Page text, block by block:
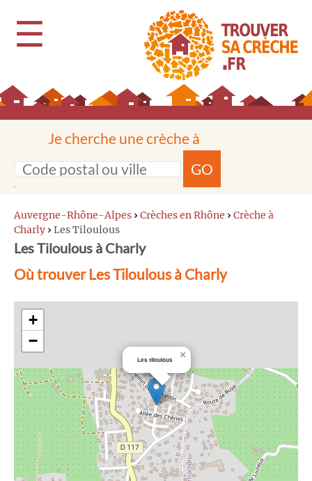
☰
Je cherche une crèche à
GO
Auvergne-Rhône-Alpes › Crèches en Rhône › Crèche à
Charly › Les Tiloulous
Les Tiloulous à Charly
Où trouver Les Tiloulous à Charly
Les tiloulous ×
+
−